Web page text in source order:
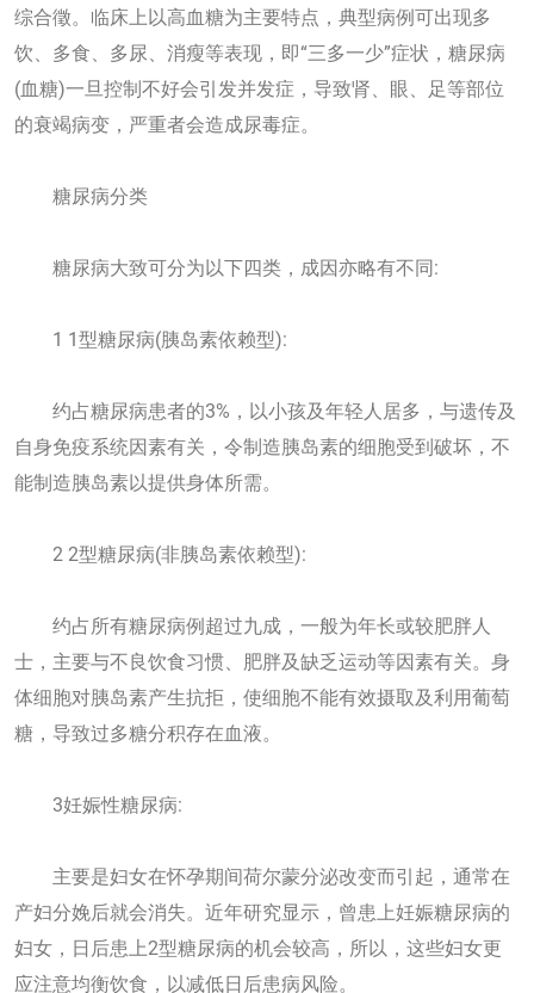
综合徵。临床上以高血糖为主要特点，典型病例可出现多
饮、多食、多尿、消瘦等表现，即“三多一少”症状，糖尿病
(血糖)一旦控制不好会引发并发症，导致肾、眼、足等部位
的衰竭病变，严重者会造成尿毒症。
糖尿病分类
糖尿病大致可分为以下四类，成因亦略有不同:
1 1型糖尿病(胰岛素依赖型):
约占糖尿病患者的3%，以小孩及年轻人居多，与遗传及
自身免疫系统因素有关，令制造胰岛素的细胞受到破坏，不
能制造胰岛素以提供身体所需。
2 2型糖尿病(非胰岛素依赖型):
约占所有糖尿病例超过九成，一般为年长或较肥胖人
士，主要与不良饮食习惯、肥胖及缺乏运动等因素有关。身
体细胞对胰岛素产生抗拒，使细胞不能有效摄取及利用葡萄
糖，导致过多糖分积存在血液。
3妊娠性糖尿病:
主要是妇女在怀孕期间荷尔蒙分泌改变而引起，通常在
产妇分娩后就会消失。近年研究显示，曾患上妊娠糖尿病的
妇女，日后患上2型糖尿病的机会较高，所以，这些妇女更
应注意均衡饮食，以减低日后患病风险。